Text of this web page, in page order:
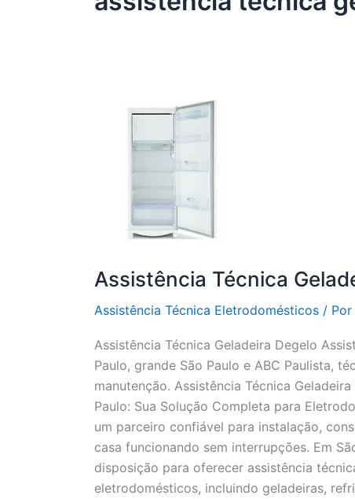
Assistência Técnica
Assistência Técnica Eletrodomésticos / Por
Assistência Técnica Geladeira Degelo
Paulo, grande São Paulo e ABC Paulista,
manutenção. Assistência Técnica
Paulo: Sua Solução Completa para
um parceiro confiável para instalação,
casa funcionando sem interrupções. Em
disposição para oferecer assistência
eletrodomésticos, incluindo geladeiras,